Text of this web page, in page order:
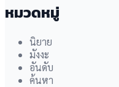
หมวดหมู่
นิยาย
มังงะ
อันดับ
ค้นหา